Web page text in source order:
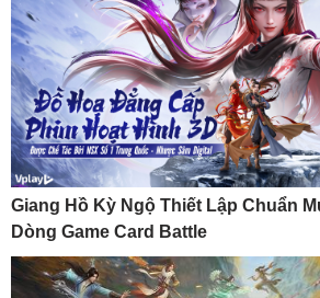
Giang Hồ Kỳ Ngộ Thiết Lập Chuẩn
Dòng Game Card Battle